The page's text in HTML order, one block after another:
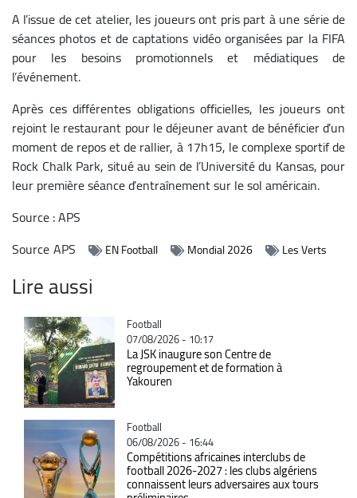
A l’issue de cet atelier, les joueurs ont pris part à une série de
séances photos et de captations vidéo organisées par la FIFA
pour les besoins promotionnels et médiatiques de
l’événement.
Après ces différentes obligations officielles, les joueurs ont
rejoint le restaurant pour le déjeuner avant de bénéficier d’un
moment de repos et de rallier, à 17h15, le complexe sportif de
Rock Chalk Park, situé au sein de l’Université du Kansas, pour
leur première séance d’entraînement sur le sol américain.
Source : APS
SourceAPS EN Football Mondial 2026 Les Verts
Lire aussi
Catégorie
Football
07/08/2026 - 10:17
La JSK inaugure son Centre de
regroupement et de formation à
Yakouren
Catégorie
Football
06/08/2026 - 16:44
Compétitions africaines interclubs de
football 2026-2027 : les clubs algériens
connaissent leurs adversaires aux tours